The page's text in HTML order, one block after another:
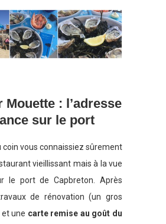
Mouette : l’adresse
sur le port
coin vous connaissiez sûrement
vieillissant mais à la vue
le port de Capbreton. Après
de rénovation (un gros
une carte remise au goût du